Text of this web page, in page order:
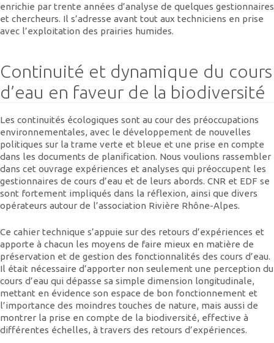
enrichie par trente années d’analyse de quelques gestionnaires
et chercheurs. Il s’adresse avant tout aux techniciens en prise
avec l’exploitation des prairies humides.
Continuité et dynamique du cours
d’eau en faveur de la biodiversité
Les continuités écologiques sont au cour des préoccupations
environnementales, avec le développement de nouvelles
politiques sur la trame verte et bleue et une prise en compte
dans les documents de planification. Nous voulions rassembler
dans cet ouvrage expériences et analyses qui préoccupent les
gestionnaires de cours d’eau et de leurs abords. CNR et EDF se
sont fortement impliqués dans la réflexion, ainsi que divers
opérateurs autour de l’association Rivière Rhône-Alpes.
Ce cahier technique s’appuie sur des retours d’expériences et
apporte à chacun les moyens de faire mieux en matière de
préservation et de gestion des fonctionnalités des cours d’eau.
Il était nécessaire d’apporter non seulement une perception du
cours d’eau qui dépasse sa simple dimension longitudinale,
mettant en évidence son espace de bon fonctionnement et
l’importance des moindres touches de nature, mais aussi de
montrer la prise en compte de la biodiversité, effective à
différentes échelles, à travers des retours d’expériences.